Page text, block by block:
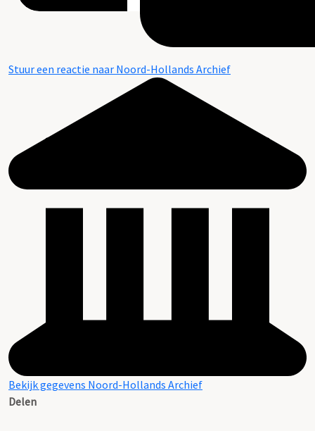
Stuur een reactie naar Noord-Hollands Archief
Bekijk gegevens Noord-Hollands Archief
Delen